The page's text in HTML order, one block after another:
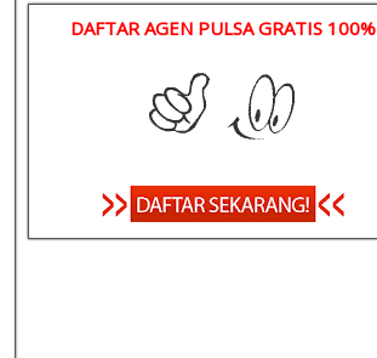
DAFTAR AGEN PULSA GRATIS 100%